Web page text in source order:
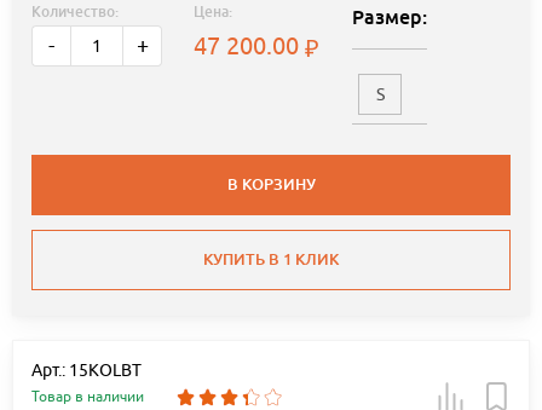
Количество:
- +
Цена:
47 200.00
Размер:
S
В КОРЗИНУ
КУПИТЬ В 1 КЛИК
Арт.: 15KOLBT
Товар в наличии